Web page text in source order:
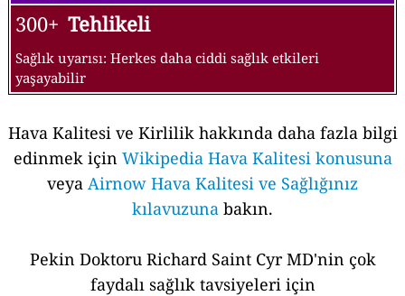
300+ Tehlikeli
Sağlık uyarısı: Herkes daha ciddi sağlık etkileri
yaşayabilir
Hava Kalitesi ve Kirlilik hakkında daha fazla bilgi
edinmek için Wikipedia Hava Kalitesi konusuna
veya Airnow Hava Kalitesi ve Sağlığınız
kılavuzuna bakın.
Pekin Doktoru Richard Saint Cyr MD'nin çok
faydalı sağlık tavsiyeleri için